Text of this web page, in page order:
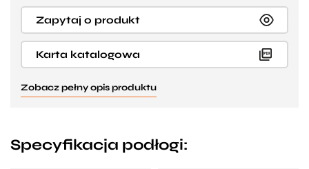
Zapytaj o produkt
Karta katalogowa
Zobacz pełny opis produktu
Specyfikacja podłogi: